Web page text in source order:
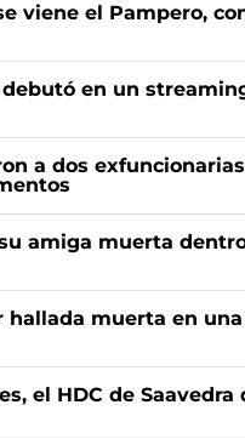
viene el Pampero,
en un
a dos
amiga muerta
muerta en
el HDC de Saavedra